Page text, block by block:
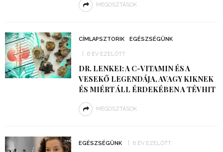
MEGOSZTÁSOK
CÍMLAPSZTORIK EGÉSZSÉGÜNK
6 ÉV EZELŐTT
DR. LENKEI: A C-VITAMIN ÉS A
VESEKŐ LEGENDÁJA, AVAGY KIKNEK
ÉS MIÉRT ÁLL ÉRDEKÉBEN A TÉVHIT
MEGOSZTÁSOK
EGÉSZSÉGÜNK 6 ÉV EZELŐTT